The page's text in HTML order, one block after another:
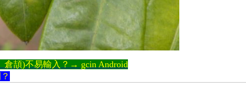
倉頡)不易輸入？→ gcin Android